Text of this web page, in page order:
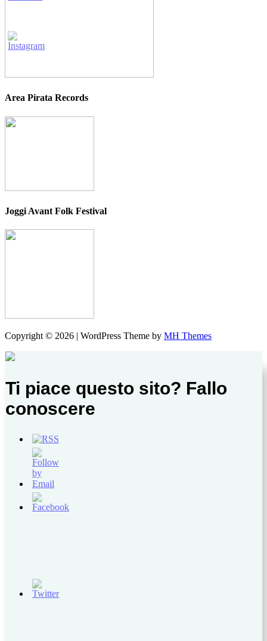
Area Pirata Records
Joggi Avant Folk Festival
Copyright © 2026 | WordPress Theme by MH Themes
Ti piace questo sito? Fallo
conoscere